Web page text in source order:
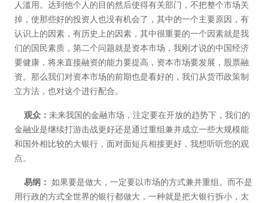
人滥用。达到他个人的目的然后使得有关部门，不把整个市场关
掉，使那些好的投资人也没有机会了，其中的一个主要原因，有
认识上的因素，有历史上的因素，其中很重要的一个因素就是我
们的国民素质，第二个问题就是资本市场，我刚才说的中国经济
要健康，将来直接融资的能力要提高，资本市场要发展，股票融
资。那么我们对资本市场的前期也是看好的，我们从货币政策制
立方法，也对这个进行配合。
观众：未来我国的金融市场，注定要在开放的趋势下，我们的
金融业是继续打游击战更好还是通过重组兼并成立一些大规模能
和国外相比较的大银行，面对面短兵相接更好，我想听听您的观
点。
易纲： 如果要是做大，一定要以市场的方式兼并重组。而不是
用行政的方式全世界的银行都做大，一种就是把大银行拆小，太